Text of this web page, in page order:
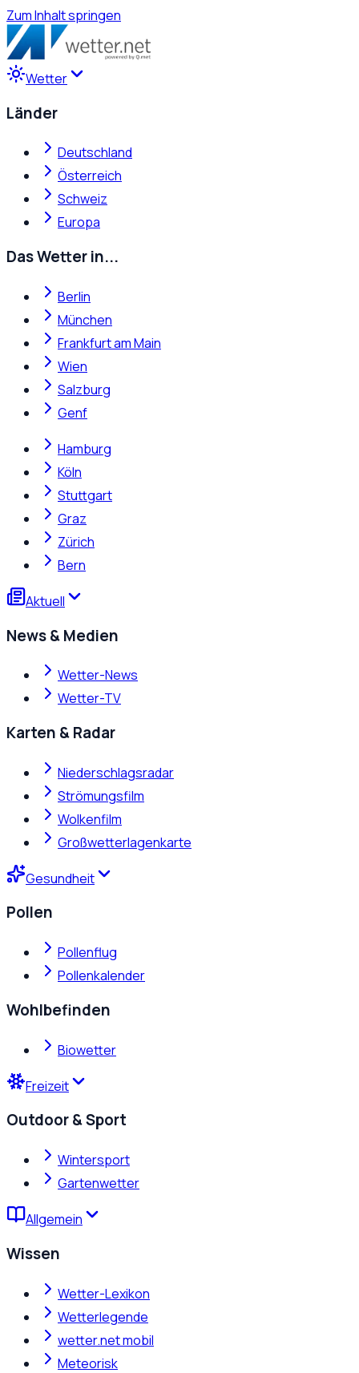
Zum Inhalt springen
Wetter
Länder
Deutschland
Österreich
Schweiz
Europa
Das Wetter in...
Berlin
München
Frankfurt am Main
Wien
Salzburg
Genf
Hamburg
Köln
Stuttgart
Graz
Zürich
Bern
Aktuell
News & Medien
Wetter-News
Wetter-TV
Karten & Radar
Niederschlagsradar
Strömungsfilm
Wolkenfilm
Großwetterlagenkarte
Gesundheit
Pollen
Pollenflug
Pollenkalender
Wohlbefinden
Biowetter
Freizeit
Outdoor & Sport
Wintersport
Gartenwetter
Allgemein
Wissen
Wetter-Lexikon
Wetterlegende
wetter.net mobil
Meteorisk